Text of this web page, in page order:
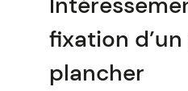
fixation
plancher